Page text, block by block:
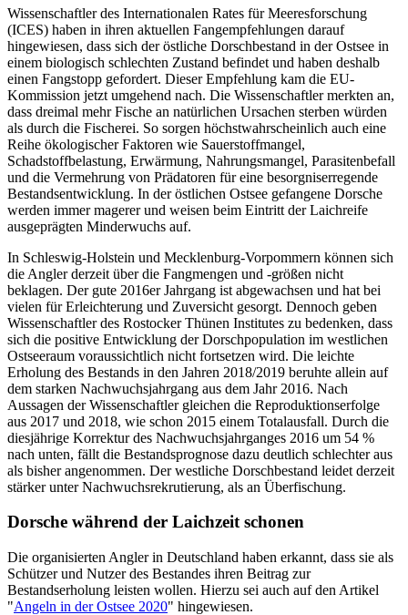
Wissenschaftler des Internationalen Rates für Meeresforschung
(ICES) haben in ihren aktuellen Fangempfehlungen darauf
hingewiesen, dass sich der östliche Dorschbestand in der Ostsee in
einem biologisch schlechten Zustand befindet und haben deshalb
einen Fangstopp gefordert. Dieser Empfehlung kam die EU-
Kommission jetzt umgehend nach. Die Wissenschaftler merkten an,
dass dreimal mehr Fische an natürlichen Ursachen sterben würden
als durch die Fischerei. So sorgen höchstwahrscheinlich auch eine
Reihe ökologischer Faktoren wie Sauerstoffmangel,
Schadstoffbelastung, Erwärmung, Nahrungsmangel, Parasitenbefall
und die Vermehrung von Prädatoren für eine besorgniserregende
Bestandsentwicklung. In der östlichen Ostsee gefangene Dorsche
werden immer magerer und weisen beim Eintritt der Laichreife
ausgeprägten Minderwuchs auf.
In Schleswig-Holstein und Mecklenburg-Vorpommern können sich
die Angler derzeit über die Fangmengen und -größen nicht
beklagen. Der gute 2016er Jahrgang ist abgewachsen und hat bei
vielen für Erleichterung und Zuversicht gesorgt. Dennoch geben
Wissenschaftler des Rostocker Thünen Institutes zu bedenken, dass
sich die positive Entwicklung der Dorschpopulation im westlichen
Ostseeraum voraussichtlich nicht fortsetzen wird. Die leichte
Erholung des Bestands in den Jahren 2018/2019 beruhte allein auf
dem starken Nachwuchsjahrgang aus dem Jahr 2016. Nach
Aussagen der Wissenschaftler gleichen die Reproduktionserfolge
aus 2017 und 2018, wie schon 2015 einem Totalausfall. Durch die
diesjährige Korrektur des Nachwuchsjahrganges 2016 um 54 %
nach unten, fällt die Bestandsprognose dazu deutlich schlechter aus
als bisher angenommen. Der westliche Dorschbestand leidet derzeit
stärker unter Nachwuchsrekrutierung, als an Überfischung.
Dorsche während der Laichzeit schonen
Die organisierten Angler in Deutschland haben erkannt, dass sie als
Schützer und Nutzer des Bestandes ihren Beitrag zur
Bestandserholung leisten wollen. Hierzu sei auch auf den Artikel
"Angeln in der Ostsee 2020" hingewiesen.